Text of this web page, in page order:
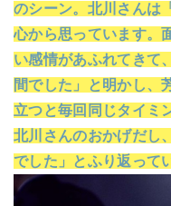
のシーン。北川さんは
心から思っています。
い感情があふれてきて
間でした」と明かし、
立つと毎回同じタイミ
北川さんのおかげだし
でした」とふり返って